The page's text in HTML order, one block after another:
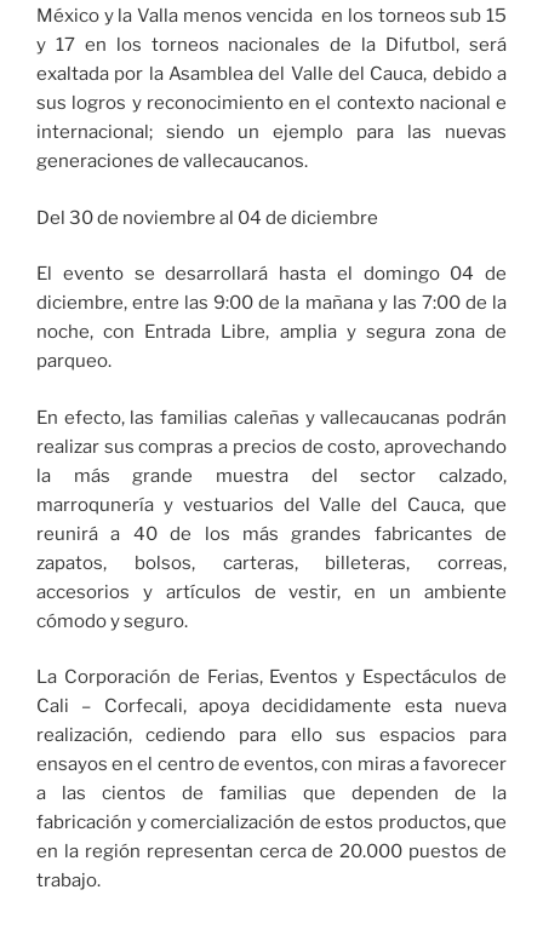
México y la Valla menos vencida en los torneos sub 15
y 17 en los torneos nacionales de la Difutbol, será
exaltada por la Asamblea del Valle del Cauca, debido a
sus logros y reconocimiento en el contexto nacional e
internacional; siendo un ejemplo para las nuevas
generaciones de vallecaucanos.
Del 30 de noviembre al 04 de diciembre
El evento se desarrollará hasta el domingo 04 de
diciembre, entre las 9:00 de la mañana y las 7:00 de la
noche, con Entrada Libre, amplia y segura zona de
parqueo.
En efecto, las familias caleñas y vallecaucanas podrán
realizar sus compras a precios de costo, aprovechando
la más grande muestra del sector calzado,
marroqunería y vestuarios del Valle del Cauca, que
reunirá a 40 de los más grandes fabricantes de
zapatos, bolsos, carteras, billeteras, correas,
accesorios y artículos de vestir, en un ambiente
cómodo y seguro.
La Corporación de Ferias, Eventos y Espectáculos de
Cali – Corfecali, apoya decididamente esta nueva
realización, cediendo para ello sus espacios para
ensayos en el centro de eventos, con miras a favorecer
a las cientos de familias que dependen de la
fabricación y comercialización de estos productos, que
en la región representan cerca de 20.000 puestos de
trabajo.